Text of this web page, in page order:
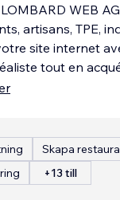
WEB
artisans, TPE,
site internet
tout en
Skapa
+13 till